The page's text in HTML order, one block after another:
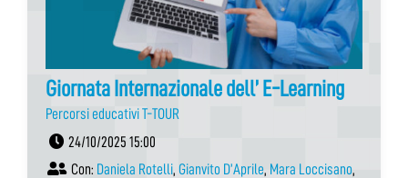
Giornata Internazionale dell’ E-Learning
Percorsi educativi T-TOUR
24/10/2025 15:00
Con: Daniela Rotelli, Gianvito D’Aprile, Mara Loccisano,